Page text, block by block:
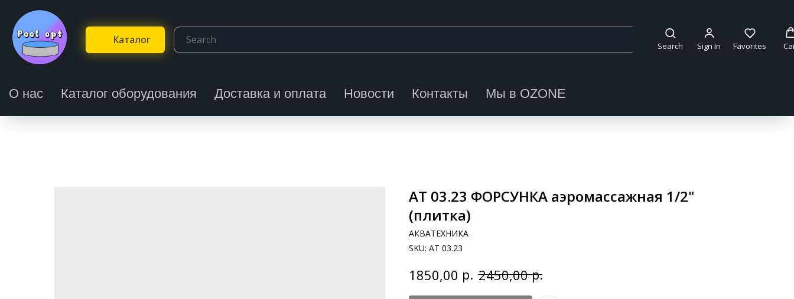
Каталог Search Sign In Favorites
О нас Каталог оборудования Доставка и оплата Новости Контакты Мы в OZONE
АТ 03.23 ФОРСУНКА аэромассажная 1/2"
(плитка)
АКВАТЕХНИКА
SKU: АТ 03.23
1850,00 р. 2450,00 р.